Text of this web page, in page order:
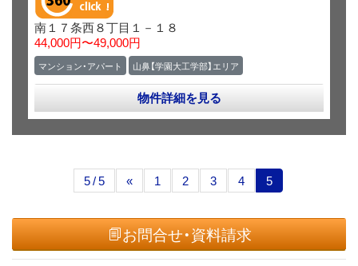
南１７条西８丁目１－１８
44,000円〜49,000円
マンション・アパート 山鼻【学園大工学部】エリア
物件詳細を見る
5 / 5 « 1 2 3 4 5
お問合せ・資料請求